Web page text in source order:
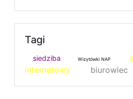
Tagi
siedziba Wizytówki NAP
internetowy
biurowiec